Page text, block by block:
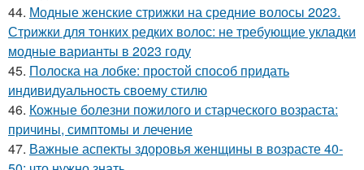
44. Модные женские стрижки на средние волосы 2023.
Стрижки для тонких редких волос: не требующие укладки
модные варианты в 2023 году
45. Полоска на лобке: простой способ придать
индивидуальность своему стилю
46. Кожные болезни пожилого и старческого возраста:
причины, симптомы и лечение
47. Важные аспекты здоровья женщины в возрасте 40-